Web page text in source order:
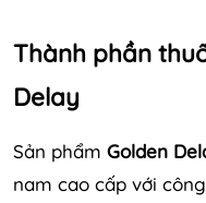
Thành phần
Delay
Sản phẩm Golden
nam cao cấp với